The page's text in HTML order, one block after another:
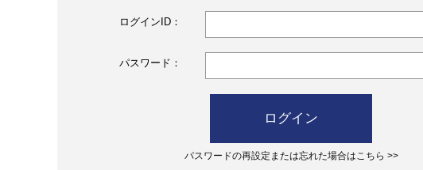
ログインID：
パスワード：
ログイン
パスワードの再設定または忘れた場合はこちら >>